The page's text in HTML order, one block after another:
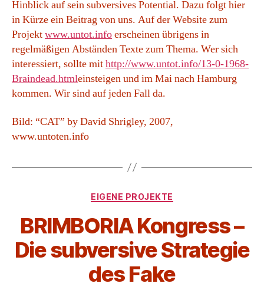
Hinblick auf sein subversives Potential. Dazu folgt hier
in Kürze ein Beitrag von uns. Auf der Website zum
Projektwww.untot.infoerscheinen übrigens in
regelmäßigen Abständen Texte zum Thema. Wer sich
interessiert, sollte mithttp://www.untot.info/13-0-1968-
Braindead.htmleinsteigen und im Mai nach Hamburg
kommen. Wir sind auf jeden Fall da.
Bild: “CAT” by David Shrigley, 2007,
www.untoten.info
Kategorien
EIGENE PROJEKTE
BRIMBORIA Kongress –
Die subversive Strategie
des Fake